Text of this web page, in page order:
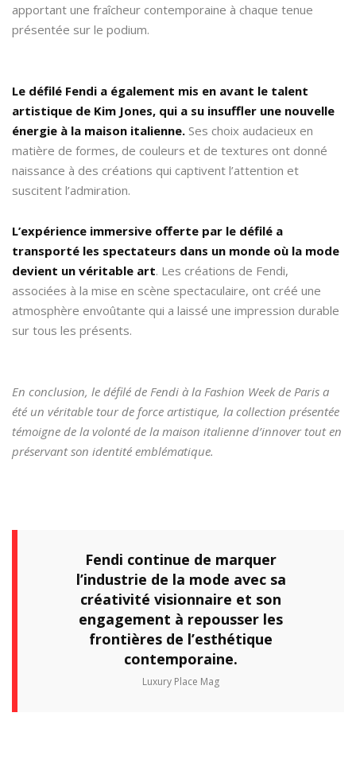
apportant une fraîcheur contemporaine à chaque tenue
présentée sur le podium.
Le défilé Fendi a également mis en avant le talent
artistique de Kim Jones, qui a su insuffler une nouvelle
énergie à la maison italienne. Ses choix audacieux en
matière de formes, de couleurs et de textures ont donné
naissance à des créations qui captivent l’attention et
suscitent l’admiration.
L’expérience immersive offerte par le défilé a
transporté les spectateurs dans un monde où la mode
devient un véritable art. Les créations de Fendi,
associées à la mise en scène spectaculaire, ont créé une
atmosphère envoûtante qui a laissé une impression durable
sur tous les présents.
En conclusion, le défilé de Fendi à la Fashion Week de Paris a
été un véritable tour de force artistique, la collection présentée
témoigne de la volonté de la maison italienne d’innover tout en
préservant son identité emblématique.
Fendi continue de marquer
l’industrie de la mode avec sa
créativité visionnaire et son
engagement à repousser les
frontières de l’esthétique
contemporaine.
Luxury Place Mag